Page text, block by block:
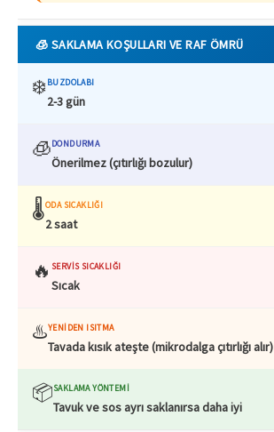
🧊 SAKLAMA KOŞULLARI VE RAF ÖMRÜ
❄️BUZDOLABI
2-3 gün
🧊DONDURMA
Önerilmez (çıtırlığı bozulur)
🌡️ODA SICAKLIĞI
2 saat
🔥 SERVIS SICAKLIĞI
Sıcak
♨️YENIDEN ISITMA
Tavada kısık ateşte (mikrodalga çıtırlığı alır)
📦SAKLAMA YÖNTEMI
Tavuk ve sos ayrı saklanırsa daha iyi